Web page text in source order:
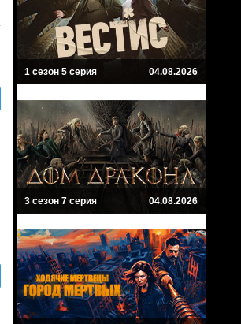
1 сезон 5 серия 04.08.2026
3 сезон 7 серия 04.08.2026